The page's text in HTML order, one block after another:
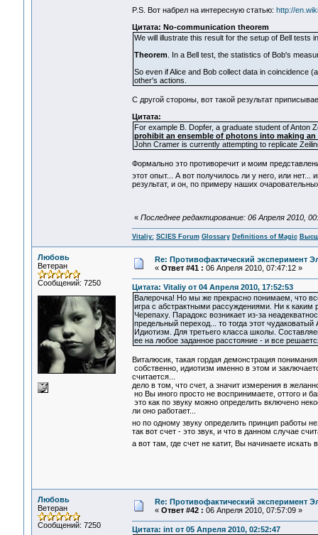
P.S. Вот набрел на интересную статью: http://
Цитата: No-communication theorem
We will illustrate this result for the setup of Bell tests
Theorem . In a Bell test, the statistics of Bob's
So even if Alice and Bob collect data in coincidence
other's actions.
C другой стороны, вот такой результат
Цитата:
For example B. Dopfer, a graduate student of
prohibit an ensemble of photons into making
John Cramer is currently attempting to replicate
Формально это противоречит и моим
этот опыт... А вот получилось ли у него, или нет...
результат, и он, по примеру наших
« Последнее редактирование: 06 Апреля 2010,
Vitaliy: SCIES Forum Glossary Definitions of Magic
Любовь
Ветеран
Сообщений: 7250
Re: Противофактический эксперимент
« Ответ #41 : 06 Апреля 2010, 07:47:12 »
Цитата: Vitaliy от 04 Апреля 2010, 17:52:53
Валерочка! Но мы же прекрасно понимаем, что
игра с абстрактными рассуждениями. Ни к
Черепаху. Парадокс возникает из-за
предельный переход... то тогда этот
Идиотизм. Для третьего класса школы.
ее на любое заданное расстояние - и все
Виталюсик, такая гордая демонстрация
собственно, идиотизм именно в этом и
считается...
дело в том, что счет, а значит измерения в
но Вы иного просто не воспринимаете, оттого и
это как по звуку можно определить включено
ли оно работает...
но по одному звуку определить принцип работы
так вот счет - это звук, и что в данном случае
а вот там, где счет не катит, Вы начинаете
Любовь
Ветеран
Сообщений: 7250
Re: Противофактический эксперимент
« Ответ #42 : 06 Апреля 2010, 07:57:09 »
Цитата: int от 05 Апреля 2010, 02:52:47